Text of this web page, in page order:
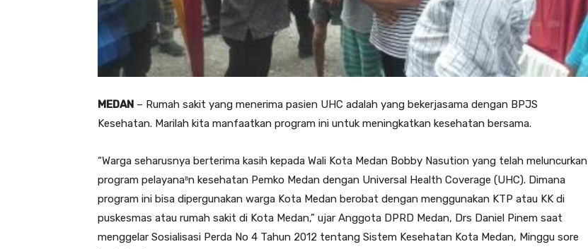
MEDAN – Rumah sakit yang menerima pasien UHC adalah yang bekerjasama dengan BPJS
Kesehatan. Marilah kita manfaatkan program ini untuk meningkatkan kesehatan bersama.
“Warga seharusnya berterima kasih kepada Wali Kota Medan Bobby Nasution yang telah meluncurkan
program pelayana⁸n kesehatan Pemko Medan dengan Universal Health Coverage (UHC). Dimana
program ini bisa dipergunakan warga Kota Medan berobat dengan menggunakan KTP atau KK di
puskesmas atau rumah sakit di Kota Medan,” ujar Anggota DPRD Medan, Drs Daniel Pinem saat
menggelar Sosialisasi Perda No 4 Tahun 2012 tentang Sistem Kesehatan Kota Medan, Minggu sore